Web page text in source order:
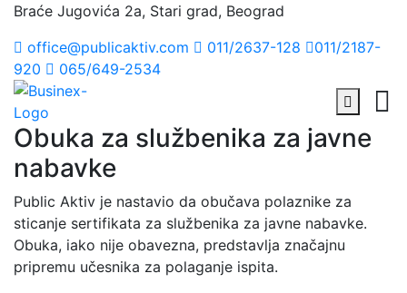
Braće Jugovića 2a, Stari grad, Beograd
office@publicaktiv.com
011/2637-128
011/2187-
920
065/649-2534
Obuka za službenika za javne
nabavke
Public Aktiv je nastavio da obučava polaznike za
sticanje sertifikata za službenika za javne nabavke.
Obuka, iako nije obavezna, predstavlja značajnu
pripremu učesnika za polaganje ispita.